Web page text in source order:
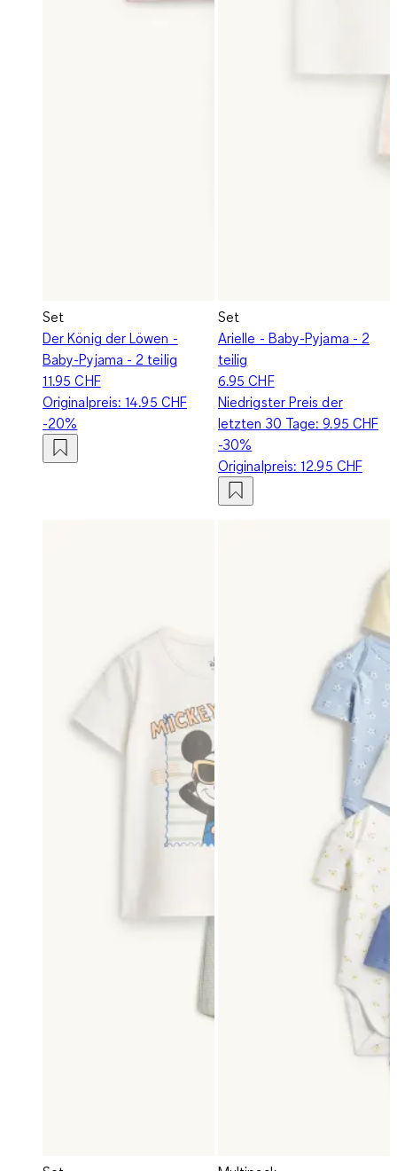
Set
Der König der Löwen -
Baby-Pyjama - 2 teilig
11.95 CHF
Originalpreis:14.95 CHF
-20%
Set
Arielle - Baby-Pyjama - 2
teilig
6.95 CHF
Niedrigster Preis der
letzten 30 Tage:9.95 CHF
-30%
Originalpreis:12.95 CHF